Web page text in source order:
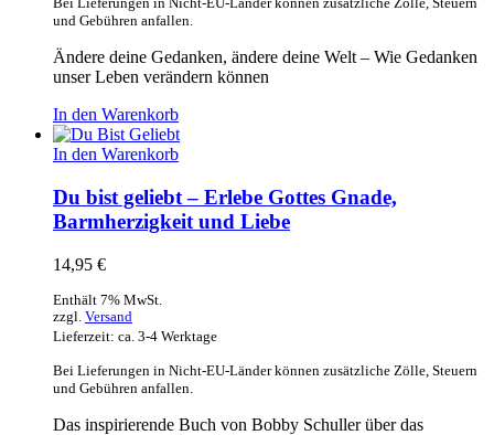
und Gebühren anfallen.
Ändere deine Gedanken, ändere deine Welt – Wie Gedanken
unser Leben verändern können
In den Warenkorb
In den Warenkorb
Du bist geliebt – Erlebe Gottes Gnade,
Barmherzigkeit und Liebe
14,95 €
Enthält 7% MwSt.
zzgl. Versand
Lieferzeit: ca. 3-4 Werktage
Bei Lieferungen in Nicht-EU-Länder können zusätzliche Zölle, Steuern
und Gebühren anfallen.
Das inspirierende Buch von Bobby Schuller über das